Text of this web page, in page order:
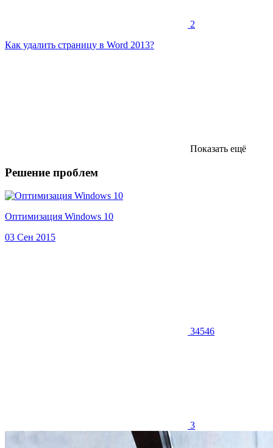
2
Как удалить страницу в Word 2013?
Показать ещё
Решение проблем
Оптимизация Windows 10
03 Сен 2015
34546
3